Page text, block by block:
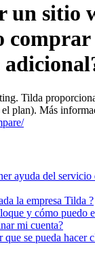
un sitio
comprar
Tilda
plan). Más
ayuda del
la empresa Tilda ?
y cómo puedo
mi cuenta?
que se pueda hacer